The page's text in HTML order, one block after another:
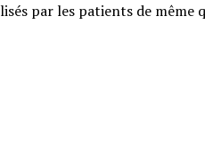
par les patients de même